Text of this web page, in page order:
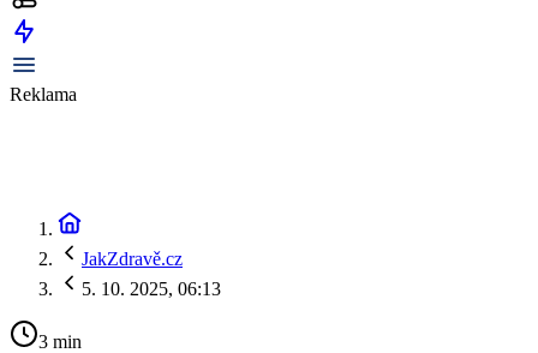
Reklama
JakZdravě.cz
5. 10. 2025, 06:13
3 min